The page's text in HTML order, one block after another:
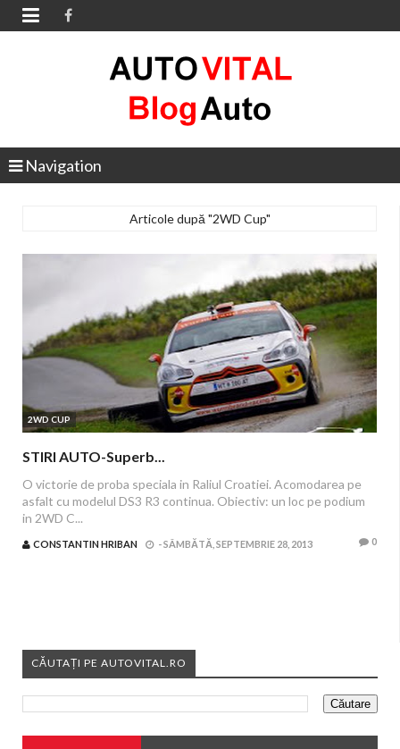

Navigation
Articole după "2WD Cup"
2WD CUP
STIRI AUTO-Superb...
O victorie de proba speciala in Raliul Croatiei. Acomodarea pe
asfalt cu modelul DS3 R3 continua. Obiectiv: un loc pe podium
in 2WD C...
CONSTANTIN HRIBAN -SÂMBĂTĂ, SEPTEMBRIE 28, 2013 0
CĂUTAȚI PE AUTOVITAL.RO